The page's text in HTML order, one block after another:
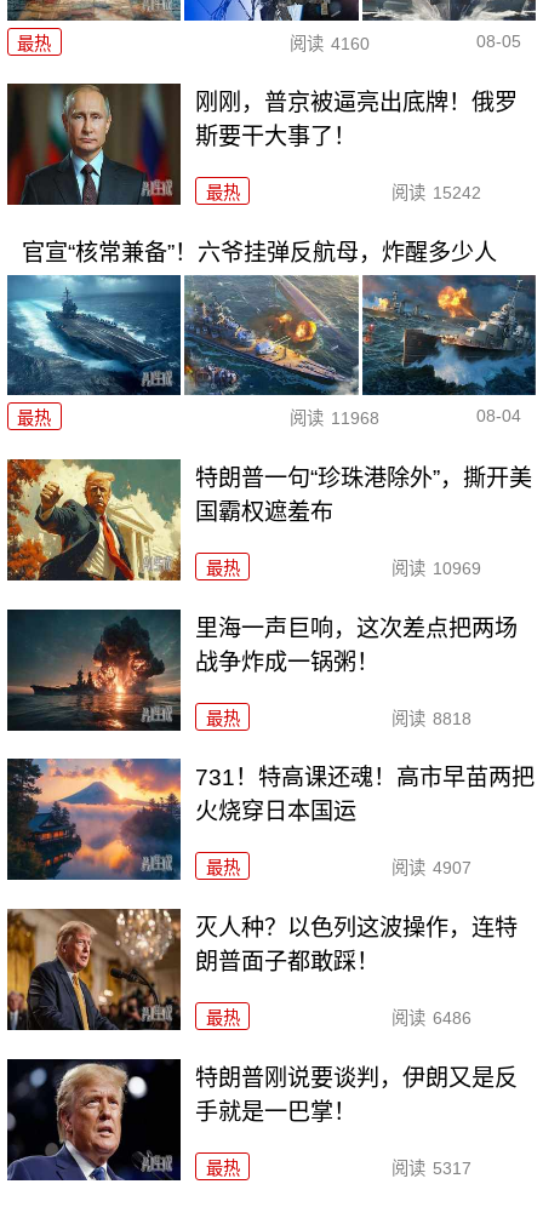
最热 阅读 4160 08-05
刚刚，普京被逼亮出底牌！俄罗
斯要干大事了！
最热 阅读 15242
官宣“核常兼备”！六爷挂弹反航母，炸醒多少人
最热 阅读 11968 08-04
特朗普一句“珍珠港除外”，撕开美
国霸权遮羞布
最热 阅读 10969
里海一声巨响，这次差点把两场
战争炸成一锅粥！
最热 阅读 8818
731！特高课还魂！高市早苗两把
火烧穿日本国运
最热 阅读 4907
灭人种？以色列这波操作，连特
朗普面子都敢踩！
最热 阅读 6486
特朗普刚说要谈判，伊朗又是反
手就是一巴掌！
最热 阅读 5317